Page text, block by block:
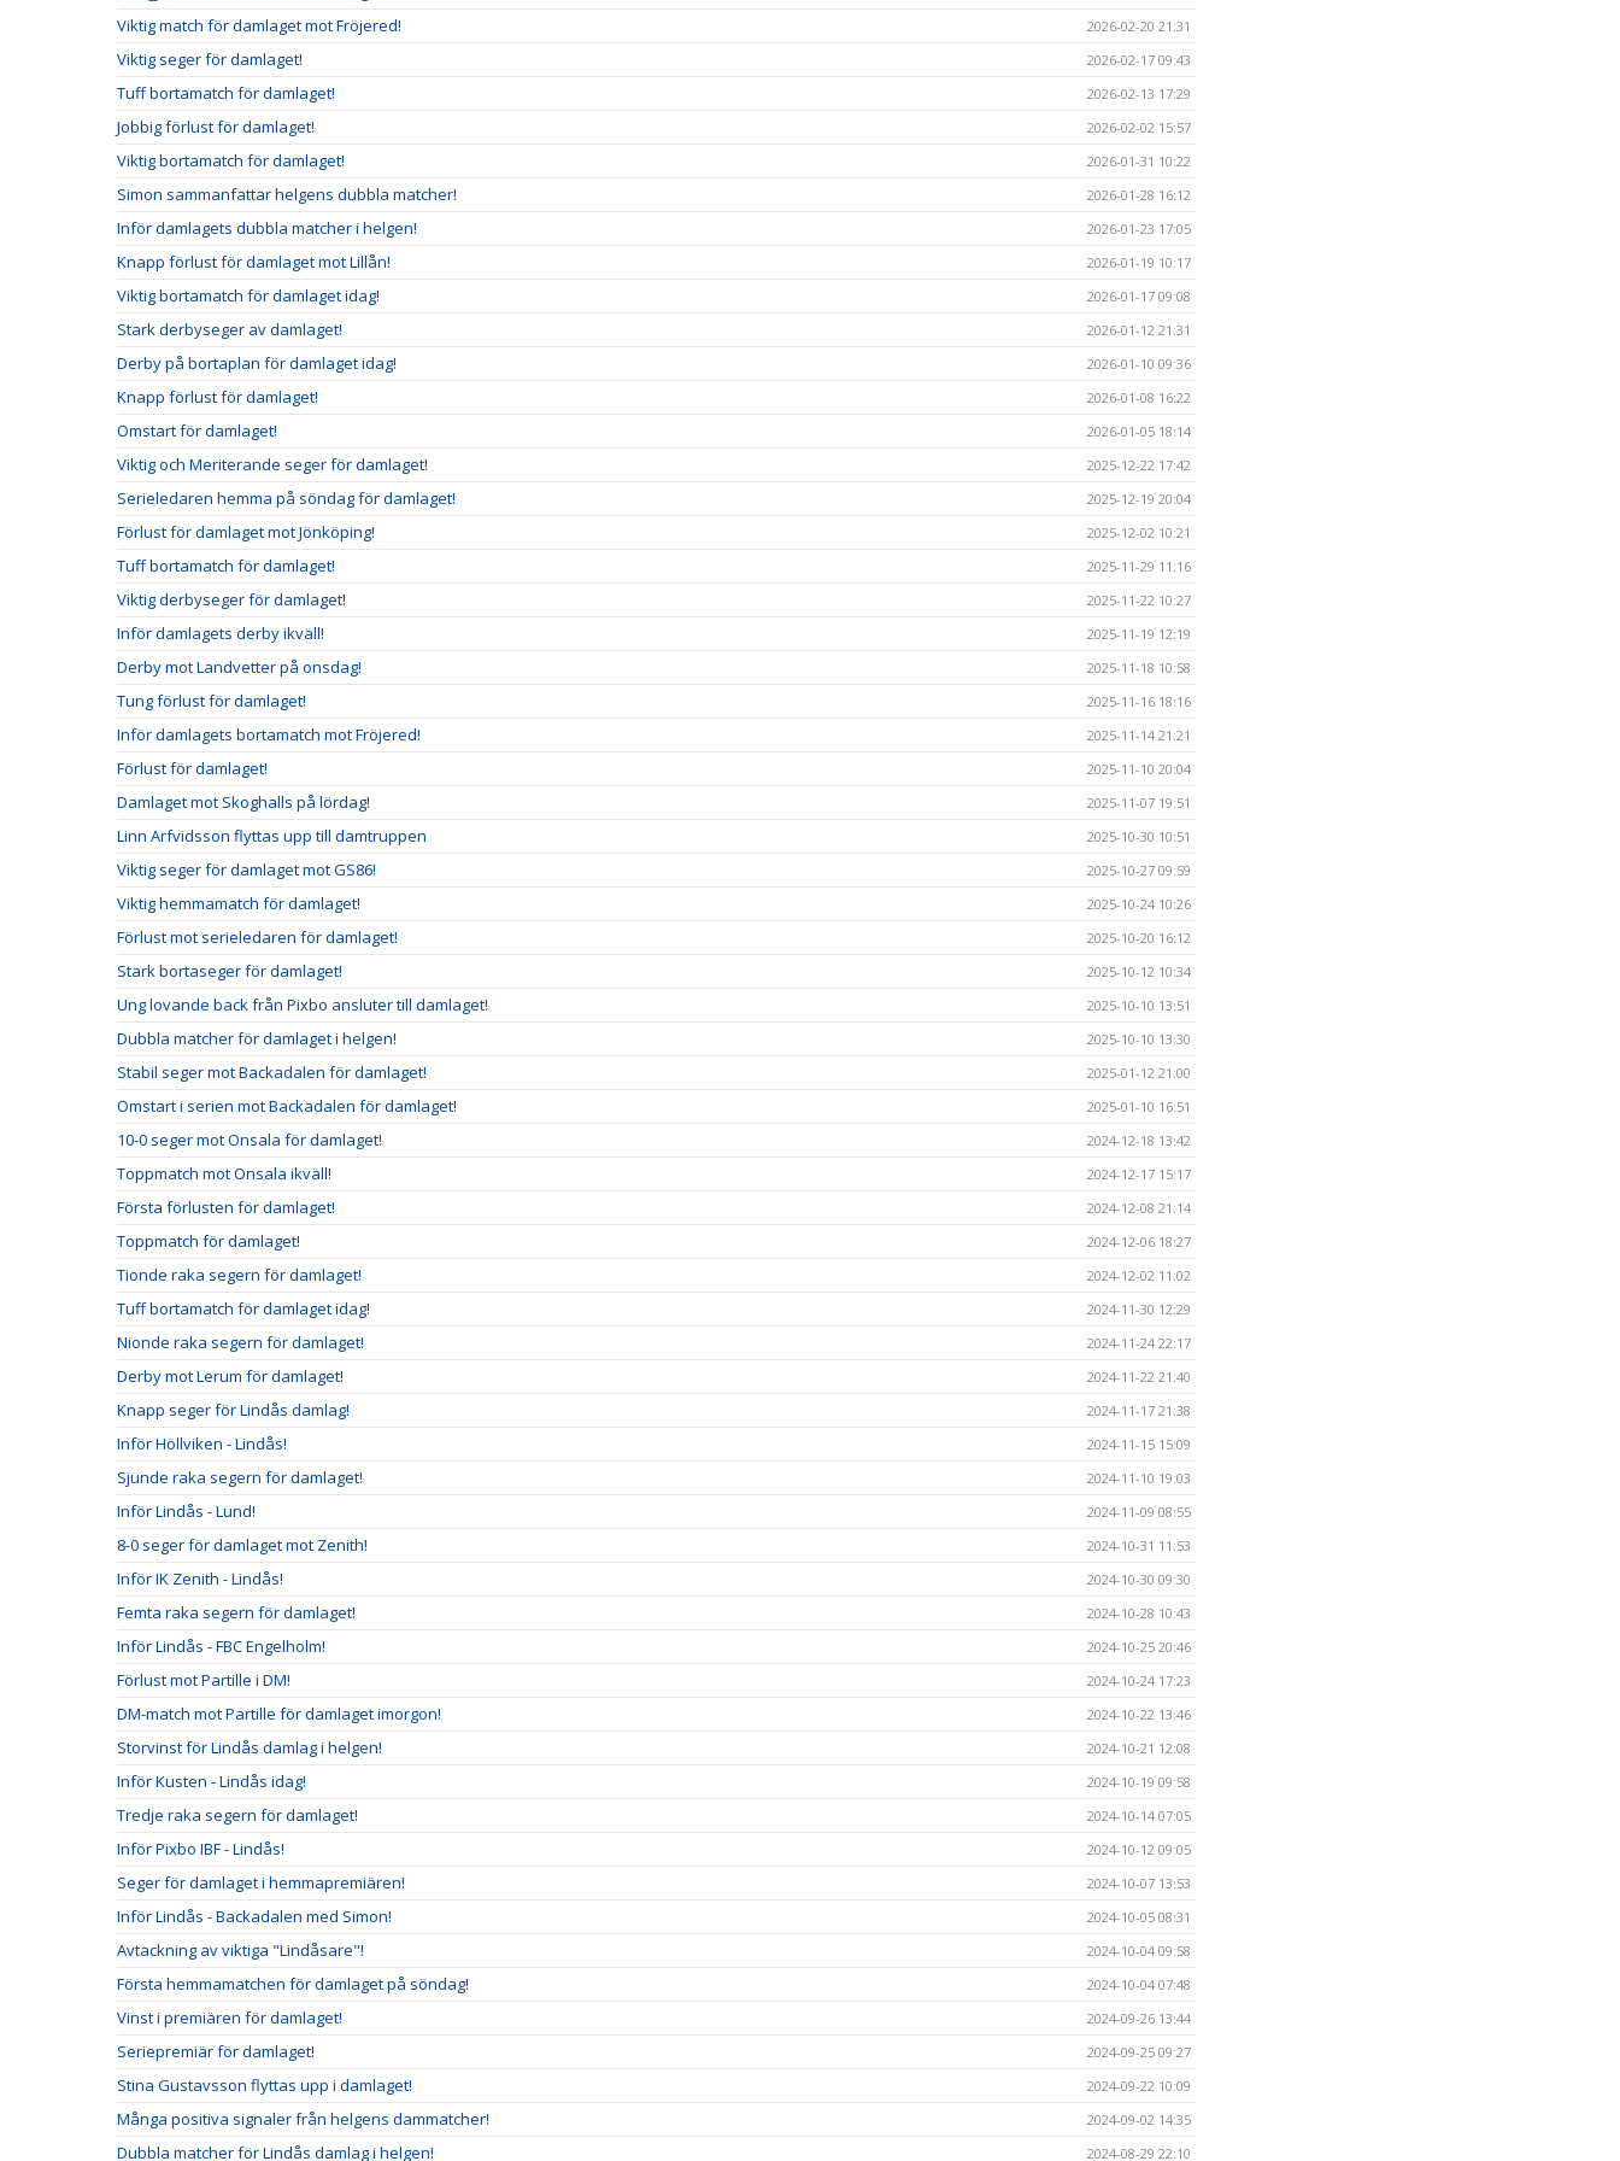
Viktig match för damlaget mot Fröjered! 2026-02-20 21:31
Viktig seger för damlaget! 2026-02-17 09:43
Tuff bortamatch för damlaget! 2026-02-13 17:29
Jobbig förlust för damlaget! 2026-02-02 15:57
Viktig bortamatch för damlaget! 2026-01-31 10:22
Simon sammanfattar helgens dubbla matcher! 2026-01-28 16:12
Inför damlagets dubbla matcher i helgen! 2026-01-23 17:05
Knapp förlust för damlaget mot Lillån! 2026-01-19 10:17
Viktig bortamatch för damlaget idag! 2026-01-17 09:08
Stark derbyseger av damlaget! 2026-01-12 21:31
Derby på bortaplan för damlaget idag! 2026-01-10 09:36
Knapp förlust för damlaget! 2026-01-08 16:22
Omstart för damlaget! 2026-01-05 18:14
Viktig och Meriterande seger för damlaget! 2025-12-22 17:42
Serieledaren hemma på söndag för damlaget! 2025-12-19 20:04
Förlust för damlaget mot Jönköping! 2025-12-02 10:21
Tuff bortamatch för damlaget! 2025-11-29 11:16
Viktig derbyseger för damlaget! 2025-11-22 10:27
Inför damlagets derby ikväll! 2025-11-19 12:19
Derby mot Landvetter på onsdag! 2025-11-18 10:58
Tung förlust för damlaget! 2025-11-16 18:16
Inför damlagets bortamatch mot Fröjered! 2025-11-14 21:21
Förlust för damlaget! 2025-11-10 20:04
Damlaget mot Skoghalls på lördag! 2025-11-07 19:51
Linn Arfvidsson flyttas upp till damtruppen 2025-10-30 10:51
Viktig seger för damlaget mot GS86! 2025-10-27 09:59
Viktig hemmamatch för damlaget! 2025-10-24 10:26
Förlust mot serieledaren för damlaget! 2025-10-20 16:12
Stark bortaseger för damlaget! 2025-10-12 10:34
Ung lovande back från Pixbo ansluter till damlaget! 2025-10-10 13:51
Dubbla matcher för damlaget i helgen! 2025-10-10 13:30
Stabil seger mot Backadalen för damlaget! 2025-01-12 21:00
Omstart i serien mot Backadalen för damlaget! 2025-01-10 16:51
10-0 seger mot Onsala för damlaget! 2024-12-18 13:42
Toppmatch mot Onsala ikväll! 2024-12-17 15:17
Första förlusten för damlaget! 2024-12-08 21:14
Toppmatch för damlaget! 2024-12-06 18:27
Tionde raka segern för damlaget! 2024-12-02 11:02
Tuff bortamatch för damlaget idag! 2024-11-30 12:29
Nionde raka segern för damlaget! 2024-11-24 22:17
Derby mot Lerum för damlaget! 2024-11-22 21:40
Knapp seger för Lindås damlag! 2024-11-17 21:38
Inför Höllviken - Lindås! 2024-11-15 15:09
Sjunde raka segern för damlaget! 2024-11-10 19:03
Inför Lindås - Lund! 2024-11-09 08:55
8-0 seger för damlaget mot Zenith! 2024-10-31 11:53
Inför IK Zenith - Lindås! 2024-10-30 09:30
Femta raka segern för damlaget! 2024-10-28 10:43
Inför Lindås - FBC Engelholm! 2024-10-25 20:46
Förlust mot Partille i DM! 2024-10-24 17:23
DM-match mot Partille för damlaget imorgon! 2024-10-22 13:46
Storvinst för Lindås damlag i helgen! 2024-10-21 12:08
Inför Kusten - Lindås idag! 2024-10-19 09:58
Tredje raka segern för damlaget! 2024-10-14 07:05
Inför Pixbo IBF - Lindås! 2024-10-12 09:05
Seger för damlaget i hemmapremiären! 2024-10-07 13:53
Inför Lindås - Backadalen med Simon! 2024-10-05 08:31
Avtackning av viktiga "Lindåsare"! 2024-10-04 09:58
Första hemmamatchen för damlaget på söndag! 2024-10-04 07:48
Vinst i premiären för damlaget! 2024-09-26 13:44
Seriepremiär för damlaget! 2024-09-25 09:27
Stina Gustavsson flyttas upp i damlaget! 2024-09-22 10:09
Många positiva signaler från helgens dammatcher! 2024-09-02 14:35
Dubbla matcher för Lindås damlag i helgen! 2024-08-29 22:10